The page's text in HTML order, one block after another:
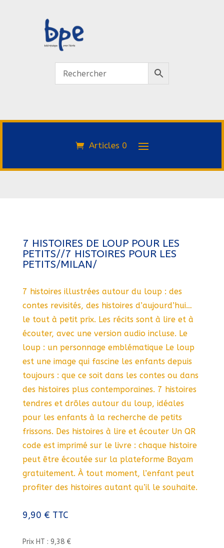
Articles 0
7 HISTOIRES DE LOUP POUR LES
PETITS//7 HISTOIRES POUR LES
PETITS/MILAN/
7 histoires illustrées autour du loup : des
contes revisités, des histoires d’aujourd’hui…
le tout à petit prix. Les récits sont à lire et à
écouter, avec une version audio incluse. Le
loup : un personnage emblématique Le loup
est une image qui fascine les enfants depuis
toujours : que ce soit dans les contes ou dans
des histoires plus contemporaines. 7 histoires
tendres et drôles autour du loup, idéales
pour les enfants à la recherche de petits
frissons. Des histoires à lire et écouter Un QR
code est imprimé sur le livre : chaque histoire
peut être écoutée sur la plateforme Bayam
gratuitement. À tout moment, l’enfant peut
profiter des histoires autant qu’il le souhaite.
9,90 € TTC
Prix HT : 9,38 €